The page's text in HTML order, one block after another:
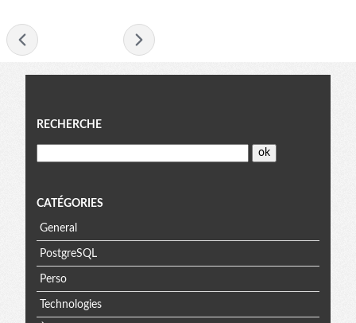
Menu
RECHERCHE
CATÉGORIES
General
PostgreSQL
Perso
Technologies